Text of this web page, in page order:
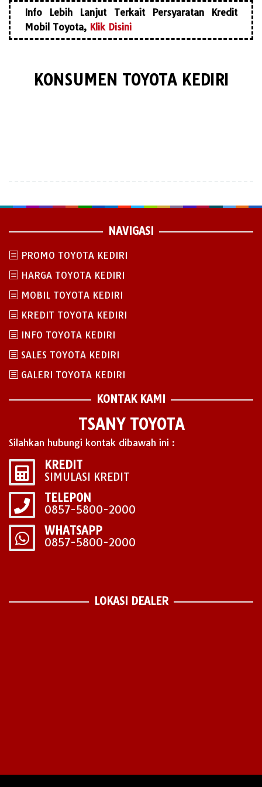
Info Lebih Lanjut Terkait Persyaratan Kredit
Mobil Toyota, Klik Disini
KONSUMEN TOYOTA KEDIRI
NAVIGASI
PROMO TOYOTA KEDIRI
HARGA TOYOTA KEDIRI
MOBIL TOYOTA KEDIRI
KREDIT TOYOTA KEDIRI
INFO TOYOTA KEDIRI
SALES TOYOTA KEDIRI
GALERI TOYOTA KEDIRI
KONTAK KAMI
TSANY TOYOTA
Silahkan hubungi kontak dibawah ini :
KREDIT
SIMULASI KREDIT
TELEPON
0857-5800-2000
WHATSAPP
0857-5800-2000
LOKASI DEALER